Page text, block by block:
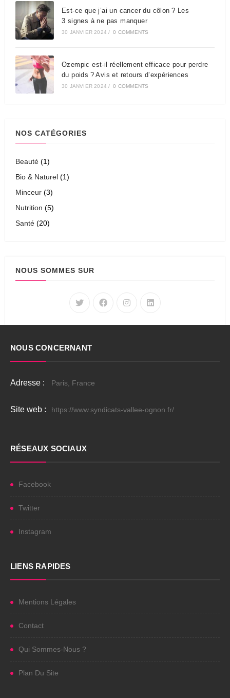
Est-ce que j’ai un cancer du côlon ? Les
3 signes à ne pas manquer
30 JANVIER 2024 / 0 COMMENTS
Ozempic est-il réellement efficace pour perdre
du poids ? Avis et retours d’expériences
30 JANVIER 2024 / 0 COMMENTS
NOS CATÉGORIES
Beauté (1)
Bio & Naturel (1)
Minceur (3)
Nutrition (5)
Santé (20)
NOUS SOMMES SUR
NOUS CONCERNANT
Adresse : Paris, France
Site web : https://www.syndicats-vallee-ognon.fr/
RÉSEAUX SOCIAUX
Facebook
Twitter
Instagram
LIENS RAPIDES
Mentions Légales
Contact
Qui Sommes-Nous ?
Plan Du Site